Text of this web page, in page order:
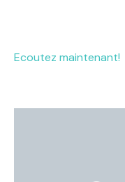
Ecoutez maintenant!